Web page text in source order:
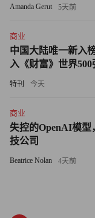
Amanda Gerut 5天前
商业
中国大陆唯一新入
入《财富》世界500
特刊 今天
商业
失控的OpenAI模型
技公司
Beatrice Nolan 4天前